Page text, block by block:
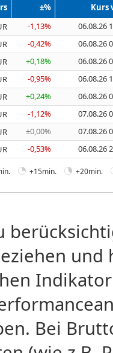
±%
Kurs
-1,13%
06.08.26
-0,42%
06.08.26
+0,18%
06.08.26
-0,95%
06.08.26
+0,24%
06.08.26
-1,12%
07.08.26
±0,00%
07.08.26
-0,53% 06.08.26
+15min. +20min.
Bei